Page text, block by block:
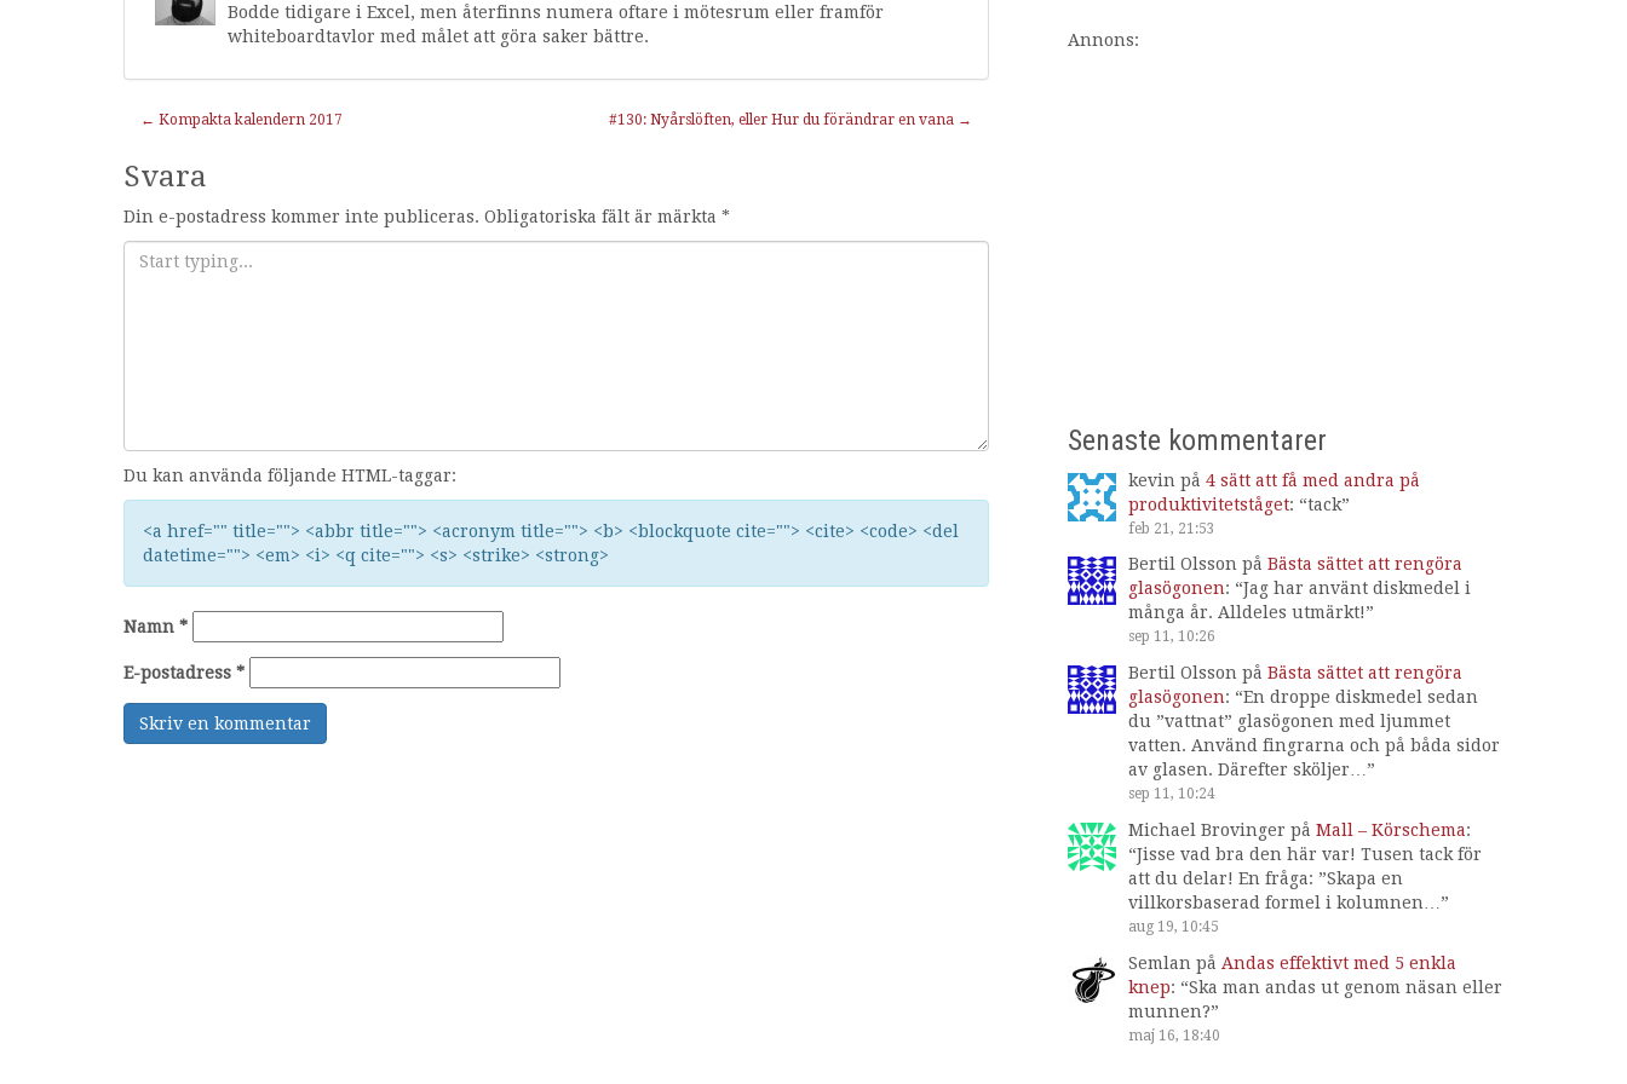
Bodde tidigare i Excel, men återfinns numera oftare i mötesrum eller framför
whiteboardtavlor med målet att göra saker bättre.
Inläggnavigering
← Kompakta kalendern 2017 #130: Nyårslöften, eller Hur du förändrar en vana →
Svara
Din e-postadress kommer inte publiceras. Obligatoriska fält är märkta *
Du kan använda följande HTML-taggar:
<a href="" title=""> <abbr title=""> <acronym title=""> <b> <blockquote cite=""> <cite> <code> <del
datetime=""> <em> <i> <q cite=""> <s> <strike> <strong>
Namn *
E-postadress *
Annons:
Senaste kommentarer
kevin på 4 sätt att få med andra på
produktivitetståget: “tack”
feb 21, 21:53
Bertil Olsson på Bästa sättet att rengöra
glasögonen: “Jag har använt diskmedel i
många år. Alldeles utmärkt!”
sep 11, 10:26
Bertil Olsson på Bästa sättet att rengöra
glasögonen: “En droppe diskmedel sedan
du ”vattnat” glasögonen med ljummet
vatten. Använd fingrarna och på båda sidor
av glasen. Därefter sköljer…”
sep 11, 10:24
Michael Brovinger på Mall – Körschema:
“Jisse vad bra den här var! Tusen tack för
att du delar! En fråga: ”Skapa en
villkorsbaserad formel i kolumnen… ”
aug 19, 10:45
Semlan på Andas effektivt med 5 enkla
knep: “Ska man andas ut genom näsan eller
munnen?”
maj 16, 18:40